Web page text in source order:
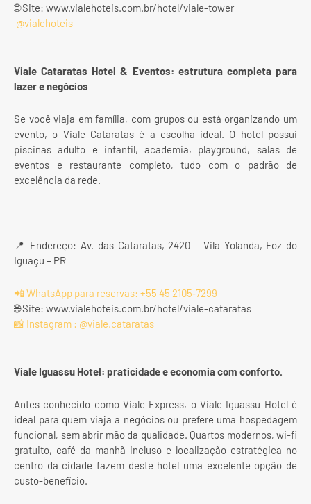
🌐 Site: www.vialehoteis.com.br/hotel/viale-tower
@vialehoteis
Viale Cataratas Hotel & Eventos: estrutura completa para
lazer e negócios
Se você viaja em família, com grupos ou está organizando um
evento, o Viale Cataratas é a escolha ideal. O hotel possui
piscinas adulto e infantil, academia, playground, salas de
eventos e restaurante completo, tudo com o padrão de
excelência da rede.
📍 Endereço: Av. das Cataratas, 2420 – Vila Yolanda, Foz do
Iguaçu – PR
📲 WhatsApp para reservas: +55 45 2105‑7299
🌐 Site: www.vialehoteis.com.br/hotel/viale-cataratas
📸 Instagram : @viale.cataratas
Viale Iguassu Hotel: praticidade e economia com conforto.
Antes conhecido como Viale Express, o Viale Iguassu Hotel é
ideal para quem viaja a negócios ou prefere uma hospedagem
funcional, sem abrir mão da qualidade. Quartos modernos, wi-fi
gratuito, café da manhã incluso e localização estratégica no
centro da cidade fazem deste hotel uma excelente opção de
custo-benefício.